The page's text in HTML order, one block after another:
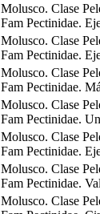
Molusco. Clase
Fam Pectinidae.
Molusco. Clase
Fam Pectinidae.
Molusco. Clase
Fam Pectinidae.
Molusco. Clase
Fam Pectinidae.
Molusco. Clase
Fam Pectinidae.
Molusco. Clase
Fam Pectinidae.
Molusco. Clase